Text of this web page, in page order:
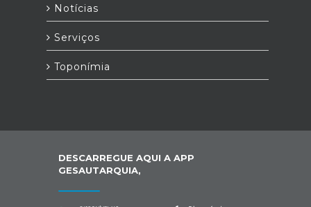
Notícias
Serviços
Toponímia
DESCARREGUE AQUI A APP
GESAUTARQUIA,